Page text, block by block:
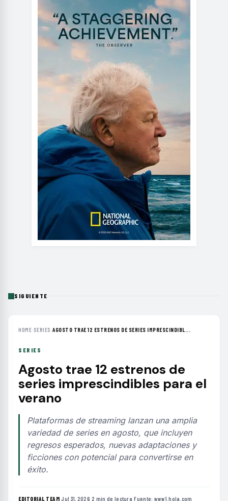
SIGUIENTE
HOME› SERIES ›AGOSTO TRAE 12 ESTRENOS DE SERIES IMPRESCINDIBL...
SERIES
Agosto trae 12 estrenos de
series imprescindibles para el
verano
Plataformas de streaming lanzan una amplia
variedad de series en agosto, que incluyen
regresos esperados, nuevas adaptaciones y
ficciones con potencial para convertirse en
éxito.
EDITORIAL TEAM·Jul 31, 2026·2 min de lectura·Fuente: www1.hola.com